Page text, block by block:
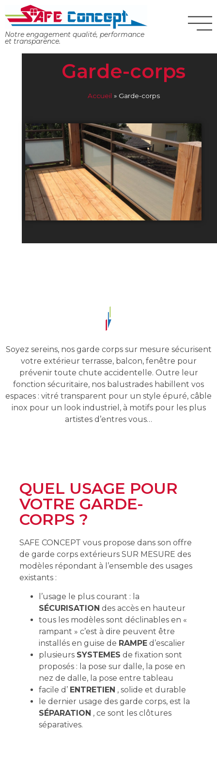
Notre engagement qualité, performance
et transparence.
Garde-corps
Accueil » Garde-corps
Soyez sereins, nos garde corps sur mesure sécurisent
votre extérieur terrasse, balcon, fenêtre pour
prévenir toute chute accidentelle. Outre leur
fonction sécuritaire, nos balustrades habillent vos
espaces : vitré transparent pour un style épuré, câble
inox pour un look industriel, à motifs pour les plus
artistes d’entres vous…
QUEL USAGE POUR
VOTRE GARDE-
CORPS ?
SAFE CONCEPT vous propose dans son offre
de garde corps extérieurs SUR MESURE des
modèles répondant à l’ensemble des usages
existants :
l’usage le plus courant : la
SÉCURISATION des accès en hauteur
tous les modèles sont déclinables en «
rampant » c’est à dire peuvent être
installés en guise de RAMPE d’escalier
plusieurs SYSTEMES de fixation sont
proposés : la pose sur dalle, la pose en
nez de dalle, la pose entre tableau
facile d’ ENTRETIEN , solide et durable
le dernier usage des garde corps, est la
SÉPARATION , ce sont les clôtures
séparatives.
Panneau de gestion des cookies